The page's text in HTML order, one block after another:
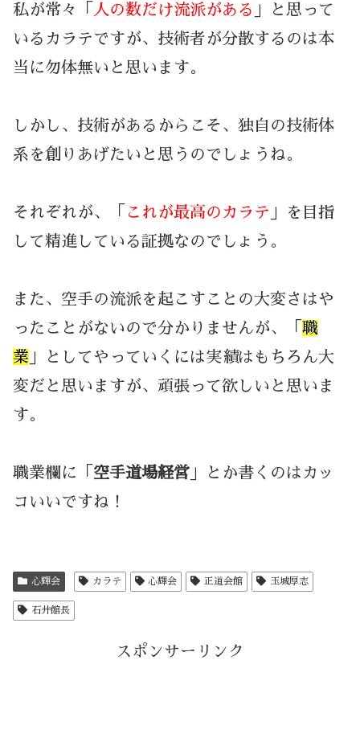
私が常々「 人の数だけ流派がある 」と思って
いるカラテですが、技術者が分散するのは本
当に勿体無いと思います。
しかし、技術があるからこそ、独自の技術体
系を創りあげたいと思うのでしょうね。
それぞれが、「 これが最高のカラテ 」を目指
して精進している証拠なのでしょう。
また、空手の流派を起こすことの大変さはや
ったことがないので分かりませんが、「 職
業 」としてやっていくには実績はもちろん大
変だと思いますが、頑張って欲しいと思いま
す。
職業欄に「 空手道場経営 」とか書くのはカッ
コいいですね！
心輝会 カラテ 心輝会 正道会館 玉城厚志
石井館長
スポンサーリンク